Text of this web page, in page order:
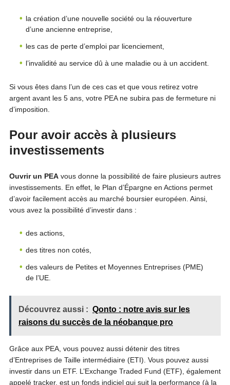
la création d’une nouvelle société ou la réouverture
d’une ancienne entreprise,
les cas de perte d’emploi par licenciement,
l’invalidité au service dû à une maladie ou à un accident.
Si vous êtes dans l’un de ces cas et que vous retirez votre
argent avant les 5 ans, votre PEA ne subira pas de fermeture ni
d’imposition.
Pour avoir accès à plusieurs
investissements
Ouvrir un PEAvous donne la possibilité de faire plusieurs autres
investissements. En effet, le Plan d’Épargne en Actions permet
d’avoir facilement accès au marché boursier européen. Ainsi,
vous avez la possibilité d’investir dans :
des actions,
des titres non cotés,
des valeurs de Petites et Moyennes Entreprises (PME)
de l’UE.
Découvrez aussi : Qonto : notre avis sur les
raisons du succès de la néobanque pro
Grâce aux PEA, vous pouvez aussi détenir des titres
d’Entreprises de Taille intermédiaire (ETI). Vous pouvez aussi
investir dans un ETF. L’Exchange Traded Fund (ETF), également
appelé tracker, est un fonds indiciel qui suit la performance (à la